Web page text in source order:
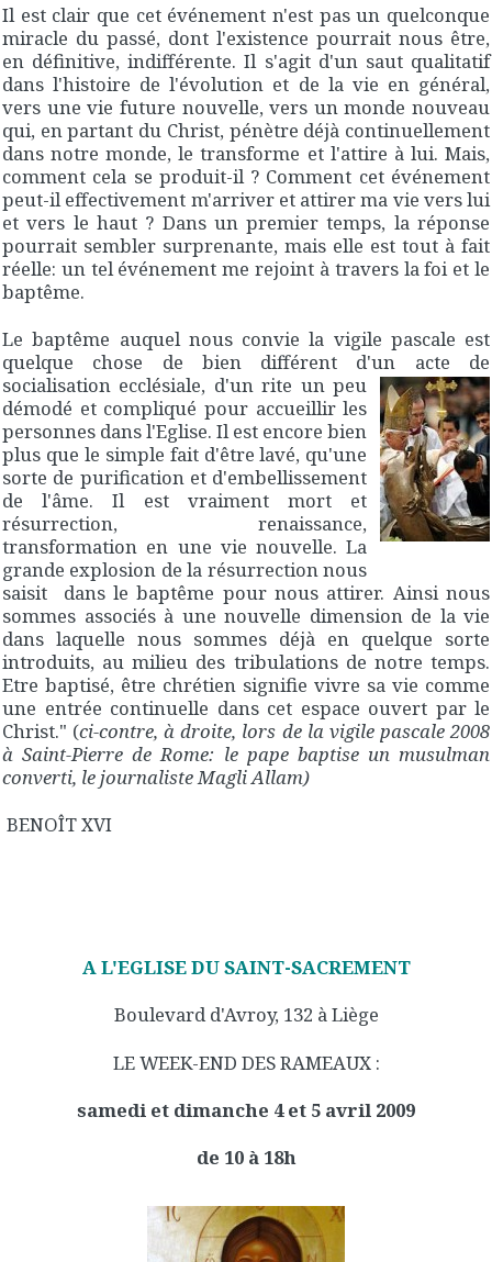
Il est clair que cet événement n'est pas un quelconque
miracle du passé, dont l'existence pourrait nous être,
en définitive, indifférente. Il s'agit d'un saut qualitatif
dans l'histoire de l'évolution et de la vie en général,
vers une vie future nouvelle, vers un monde nouveau
qui, en partant du Christ, pénètre déjà continuellement
dans notre monde, le transforme et l'attire à lui. Mais,
comment cela se produit-il ? Comment cet événement
peut-il effectivement m'arriver et attirer ma vie vers lui
et vers le haut ? Dans un premier temps, la réponse
pourrait sembler surprenante, mais elle est tout à fait
réelle: un tel événement me rejoint à travers la foi et le
baptême.
Le baptême auquel nous convie la vigile pascale est
quelque chose de bien différent d'un acte de
socialisation ecclésiale, d'un rite un peu
démodé et compliqué pour accueillir les
personnes dans l'Eglise. Il est encore bien
plus que le simple fait d'être lavé, qu'une
sorte de purification et d'embellissement
de l'âme. Il est vraiment mort et
résurrection, renaissance,
transformation en une vie nouvelle. La
grande explosion de la résurrection nous
saisit dans le baptême pour nous attirer. Ainsi nous
sommes associés à une nouvelle dimension de la vie
dans laquelle nous sommes déjà en quelque sorte
introduits, au milieu des tribulations de notre temps.
Etre baptisé, être chrétien signifie vivre sa vie comme
une entrée continuelle dans cet espace ouvert par le
Christ." (ci-contre, à droite, lors de la vigile pascale 2008
à Saint-Pierre de Rome: le pape baptise un musulman
converti, le journaliste Magli Allam)
BENOÎT XVI
A L'EGLISE DU SAINT-SACREMENT
Boulevard d'Avroy, 132 à Liège
LE WEEK-END DES RAMEAUX :
samedi et dimanche 4 et 5 avril 2009
de 10 à 18h